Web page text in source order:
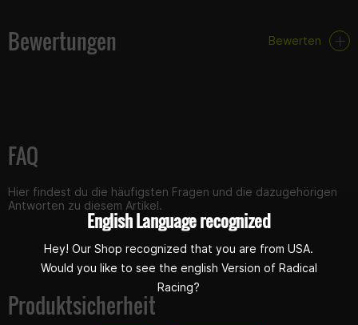
Bewertungen Bewerten
FAQ
Hier findest du die häufigsten Fragen und die dazugehörigen
Antworten zu diesem Artikel.
Produktsicherheit
English Language recognized
Hey! Our Shop recognized that you are from USA.
Would you like to see the english Version of Radical
Racing?